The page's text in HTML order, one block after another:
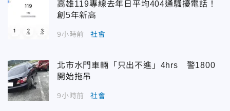
高雄119專線去年日平均404通騷擾電話！
創5年新高
9小時前 社會
北市水門車輛「只出不進」4hrs 警1800
開始拖吊
9小時前 社會